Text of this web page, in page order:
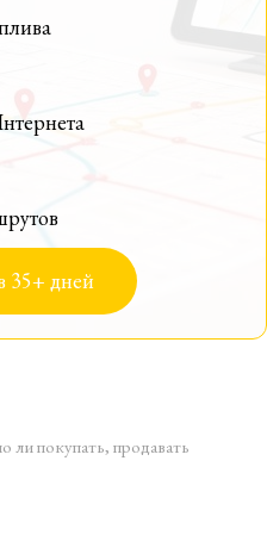
35+ дней
ли покупать, продавать